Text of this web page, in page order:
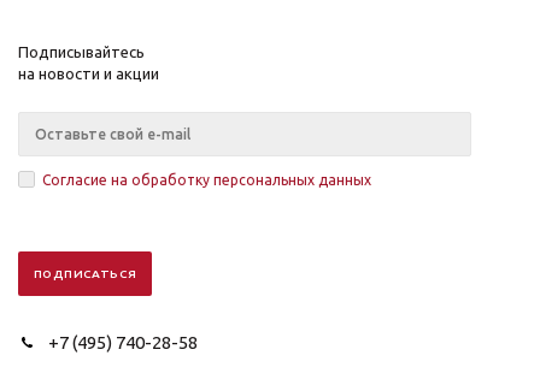
Подписывайтесь
на новости и акции
Согласие на обработку персональных данных
+7 (495) 740-28-58